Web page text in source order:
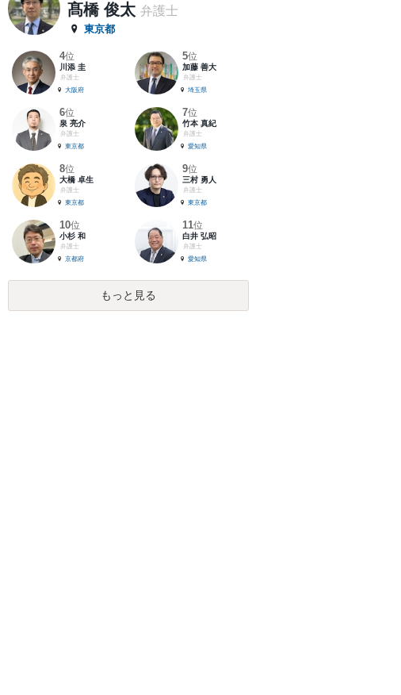
髙橋 俊太 弁護士
東京都
4位
川添 圭
弁護士
大阪府
5位
加藤 善大
弁護士
埼玉県
6位
泉 亮介
弁護士
東京都
7位
竹本 真紀
弁護士
愛知県
8位
大橋 卓生
弁護士
東京都
9位
三村 勇人
弁護士
東京都
10位
小杉 和
弁護士
京都府
11位
白井 弘昭
弁護士
愛知県
もっと見る